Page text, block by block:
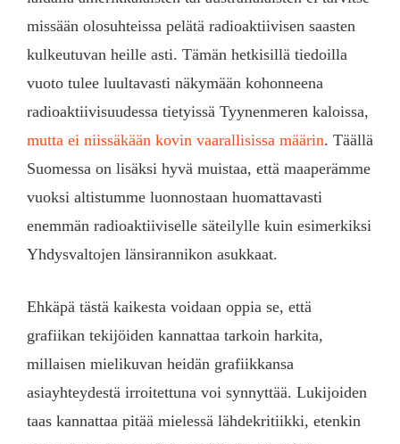
missään olosuhteissa pelätä radioaktiivisen saasten
kulkeutuvan heille asti. Tämän hetkisillä tiedoilla
vuoto tulee luultavasti näkymään kohonneena
radioaktiivisuudessa tietyissä Tyynenmeren kaloissa,
mutta ei niissäkään kovin vaarallisissa määrin. Täällä
Suomessa on lisäksi hyvä muistaa, että maaperämme
vuoksi altistumme luonnostaan huomattavasti
enemmän radioaktiiviselle säteilylle kuin esimerkiksi
Yhdysvaltojen länsirannikon asukkaat.
Ehkäpä tästä kaikesta voidaan oppia se, että
grafiikan tekijöiden kannattaa tarkoin harkita,
millaisen mielikuvan heidän grafiikkansa
asiayhteydestä irroitettuna voi synnyttää. Lukijoiden
taas kannattaa pitää mielessä lähdekritiikki, etenkin